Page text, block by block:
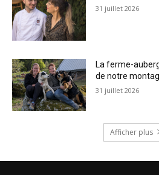
31 juillet 2026
La ferme-
de notre
31 juillet 2026
Afficher plus